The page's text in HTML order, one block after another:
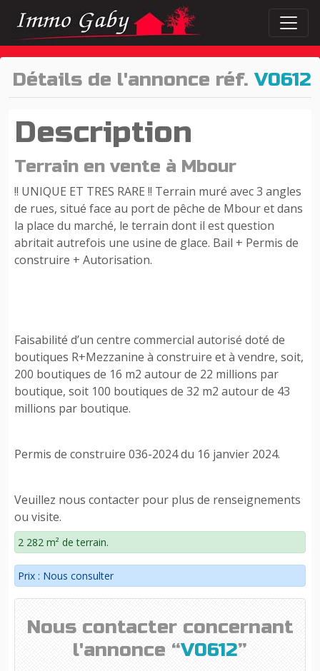
Détails de l'annonce réf. V0612
Description
Terrain en vente à Mbour
!! UNIQUE ET TRES RARE !! Terrain muré avec 3 angles
de rues, situé face au port de pêche de Mbour et dans
la place du marché, le terrain dont il est question
abritait autrefois une usine de glace. Bail + Permis de
construire + Autorisation.
Faisabilité d’un centre commercial autorisé doté de
boutiques R+Mezzanine à construire et à vendre, soit,
200 boutiques de 16 m2 autour de 22 millions par
boutique, soit 100 boutiques de 32 m2 autour de 43
millions par boutique.
Permis de construire 036-2024 du 16 janvier 2024.
Veuillez nous contacter pour plus de renseignements
ou visite.
2 282 m² de terrain.
Prix : Nous consulter
Nous contacter concernant
l'annonce “V0612”